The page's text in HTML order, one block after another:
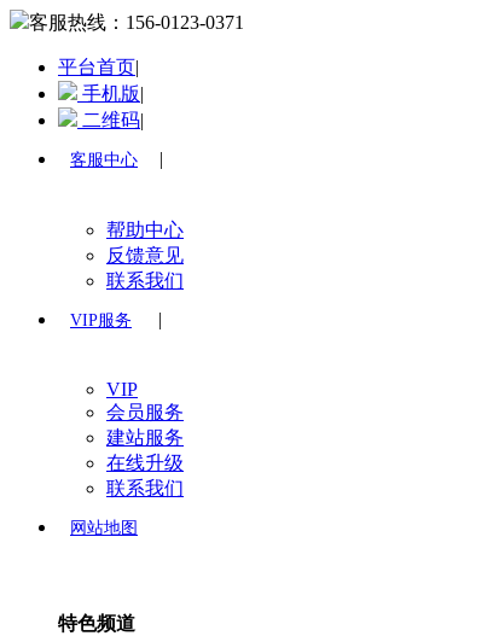
客服热线： 156-0123-0371
平台首页|
手机版|
二维码|
客服中心 |
帮助中心
反馈意见
联系我们
VIP服务 |
VIP
会员服务
建站服务
在线升级
联系我们
网站地图
特色频道